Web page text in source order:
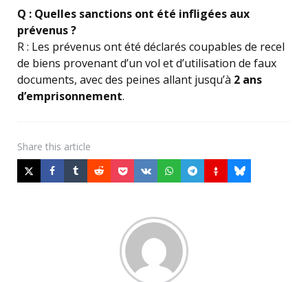
Q : Quelles sanctions ont été infligées aux
prévenus ?
R : Les prévenus ont été déclarés coupables de recel
de biens provenant d’un vol et d’utilisation de faux
documents, avec des peines allant jusqu’à 2 ans
d’emprisonnement.
Share this article